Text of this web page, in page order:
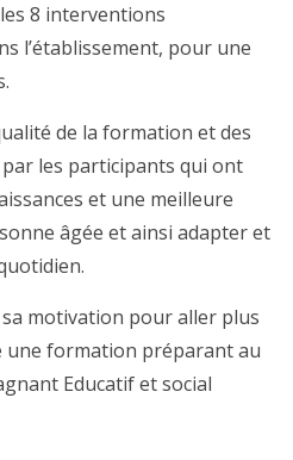
8 interventions
l’établissement, pour une
de la formation et des
les participants qui ont
et une meilleure
âgée et ainsi adapter et
motivation pour aller plus
une formation préparant au
Educatif et social